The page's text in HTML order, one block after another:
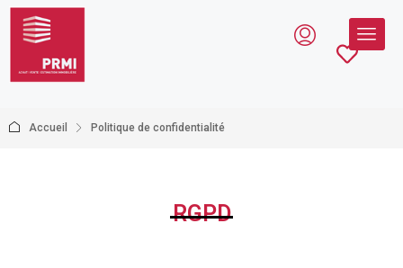
Accueil Politique de confidentialité
RGPD